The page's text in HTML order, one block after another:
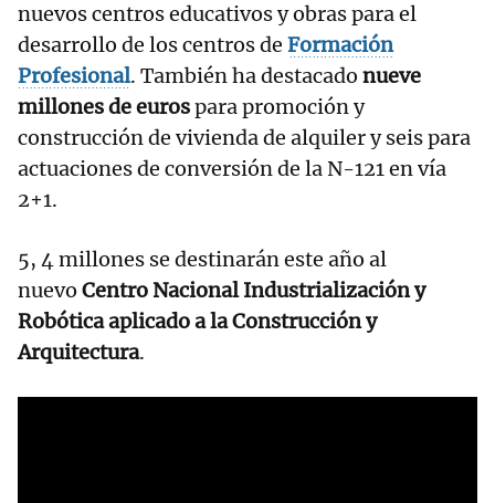
nuevos centros educativos y obras para el
desarrollo de los centros de Formación
Profesional. También ha destacado nueve
millones de eurospara promoción y
construcción de vivienda de alquiler y seis para
actuaciones de conversión de la N-121 en vía
2+1.
5, 4 millones se destinarán este año al
nuevo Centro Nacional Industrialización y
Robótica aplicado a la Construcción y
Arquitectura.